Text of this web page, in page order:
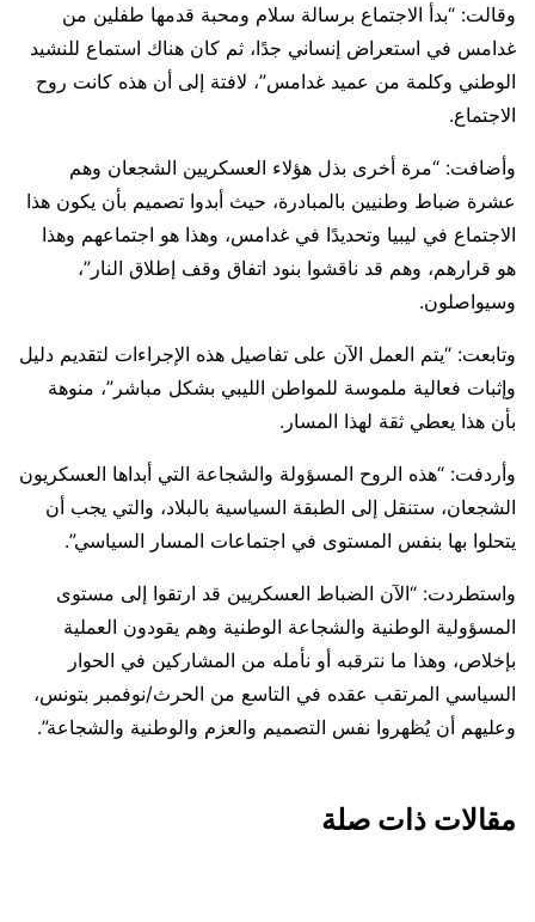
وقالت: “بدأ الاجتماع برسالة سلام ومحبة قدمها طفلين من
غدامس في استعراض إنساني جدًا، ثم كان هناك استماع للنشيد
الوطني وكلمة من عميد غدامس”، لافتة إلى أن هذه كانت روح
الاجتماع.
وأضافت: “مرة أخرى بذل هؤلاء العسكريين الشجعان وهم
عشرة ضباط وطنيين بالمبادرة، حيث أبدوا تصميم بأن يكون هذا
الاجتماع في ليبيا وتحديدًا في غدامس، وهذا هو اجتماعهم وهذا
هو قرارهم، وهم قد ناقشوا بنود اتفاق وقف إطلاق النار”،
وسيواصلون.
وتابعت: “يتم العمل الآن على تفاصيل هذه الإجراءات لتقديم دليل
وإثبات فعالية ملموسة للمواطن الليبي بشكل مباشر”، منوهة
بأن هذا يعطي ثقة لهذا المسار.
وأردفت: “هذه الروح المسؤولة والشجاعة التي أبداها العسكريون
الشجعان، ستنقل إلى الطبقة السياسية بالبلاد، والتي يجب أن
يتحلوا بها بنفس المستوى في اجتماعات المسار السياسي”.
واستطردت: “الآن الضباط العسكريين قد ارتقوا إلى مستوى
المسؤولية الوطنية والشجاعة الوطنية وهم يقودون العملية
بإخلاص، وهذا ما نترقبه أو نأمله من المشاركين في الحوار
السياسي المرتقب عقده في التاسع من الحرث/نوفمبر بتونس،
وعليهم أن يُظهروا نفس التصميم والعزم والوطنية والشجاعة”.
مقالات ذات صلة